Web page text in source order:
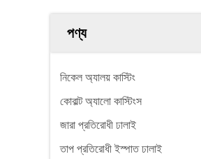
পণ্য
নিকেল অ্যালয় কাস্টিং
কোবাল্ট অ্যালো কাস্টিংস
জারা প্রতিরোধী ঢালাই
তাপ প্রতিরোধী ইস্পাত ঢালাই